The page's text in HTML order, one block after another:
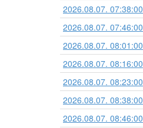
2026.08.07. 07:38:00
2026.08.07. 07:46:00
2026.08.07. 08:01:00
2026.08.07. 08:16:00
2026.08.07. 08:23:00
2026.08.07. 08:38:00
2026.08.07. 08:46:00